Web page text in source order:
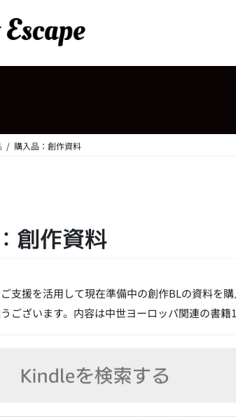
購入品：創作資料
創作資料
支援を活用して現在準備中の創作BLの資料を
ございます。内容は中世ヨーロッパ関連の書籍